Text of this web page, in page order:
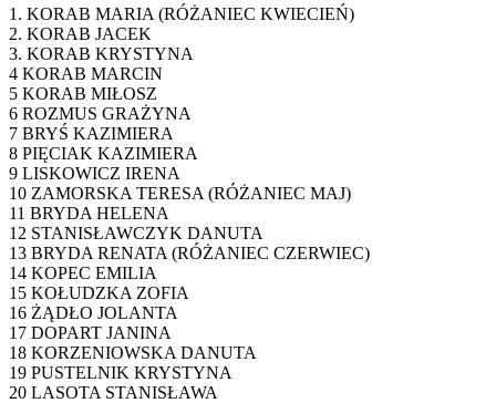
1. KORAB MARIA (RÓŻANIEC KWIECIEŃ)
2. KORAB JACEK
3. KORAB KRYSTYNA
4 KORAB MARCIN
5 KORAB MIŁOSZ
6 ROZMUS GRAŻYNA
7 BRYŚ KAZIMIERA
8 PIĘCIAK KAZIMIERA
9 LISKOWICZ IRENA
10 ZAMORSKA TERESA (RÓŻANIEC MAJ)
11 BRYDA HELENA
12 STANISŁAWCZYK DANUTA
13 BRYDA RENATA (RÓŻANIEC CZERWIEC)
14 KOPEC EMILIA
15 KOŁUDZKA ZOFIA
16 ŻĄDŁO JOLANTA
17 DOPART JANINA
18 KORZENIOWSKA DANUTA
19 PUSTELNIK KRYSTYNA
20 LASOTA STANISŁAWA